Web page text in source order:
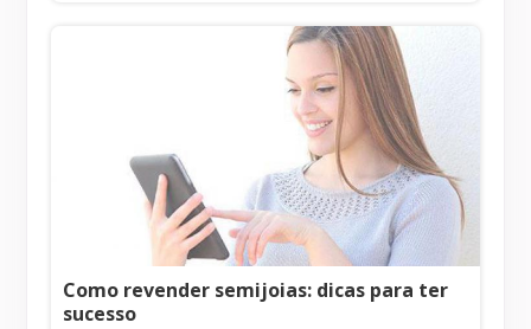
Como revender semijoias: dicas para ter
sucesso